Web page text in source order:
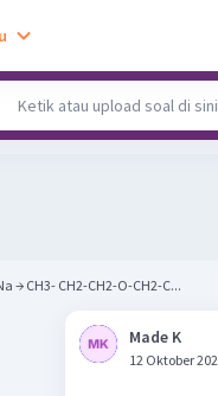
→ CH3- CH2-CH2-O-CH2-C...
Made K
12 Oktober